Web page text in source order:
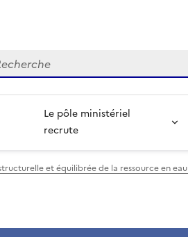
Le pôle ministériel
recrute
et équilibrée de la ressource en eau